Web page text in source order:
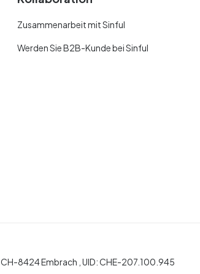
Zusammenarbeit mit Sinful
Werden Sie B2B-Kunde bei Sinful
CH-8424 Embrach , UID:CHE-207.100.945